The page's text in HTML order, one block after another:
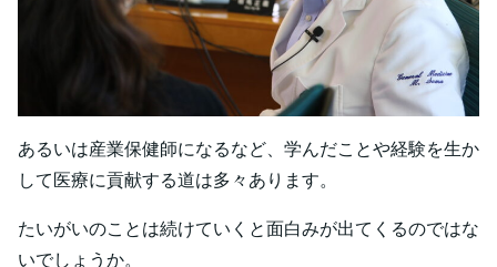
あるいは産業保健師になるなど、学んだことや経験を生か
して医療に貢献する道は多々あります。
たいがいのことは続けていくと面白みが出てくるのではな
いでしょうか。